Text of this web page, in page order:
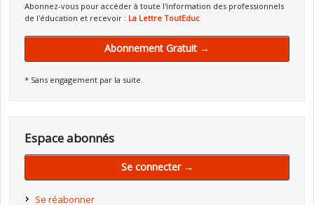
Abonnez-vous pour accéder à toute l'information des professionnels
de l'éducation et recevoir : La Lettre ToutEduc
Abonnement Gratuit →
* Sans engagement par la suite.
Espace abonnés
Se connecter →
Se réabonner